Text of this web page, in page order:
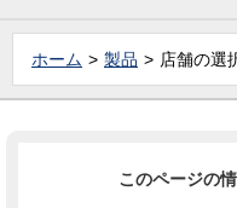
ホーム 製品 店舗の選
このページの